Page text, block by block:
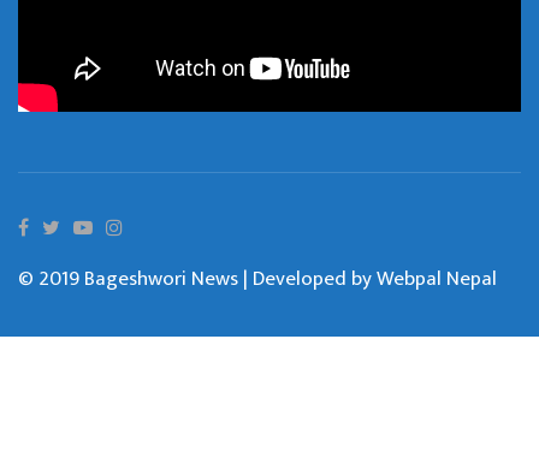
© 2019 Bageshwori News | Developed byWebpal Nepal